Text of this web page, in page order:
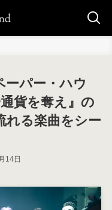
パー・ハウ
貨を奪え』の
れる楽曲をシー
14日